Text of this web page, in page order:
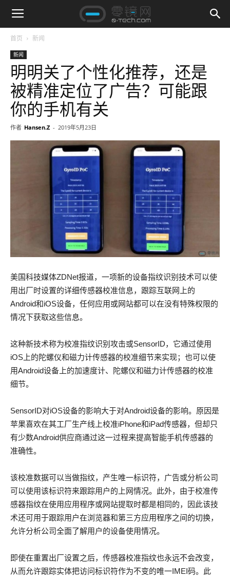
首页 新闻
新闻
明明关了个性化推荐，还是
被精准定位了广告？可能跟
你的手机有关
作者 Hansen.Z - 2019年5月23日
美国科技媒体ZDNet报道，一项新的设备指纹识别技术可以使
用出厂时设置的详细传感器校准信息，跟踪互联网上的
Android和iOS设备，任何应用或网站都可以在没有特殊权限的
情况下获取这些信息。
这种新技术称为校准指纹识别攻击或SensorID，它通过使用
iOS上的陀螺仪和磁力计传感器的校准细节来实现；也可以使
用Android设备上的加速度计、陀螺仪和磁力计传感器的校准
细节。
SensorID对iOS设备的影响大于对Android设备的影响。原因是
苹果喜欢在其工厂生产线上校准iPhone和iPad传感器，但却只
有少数Android供应商通过这一过程来提高智能手机传感器的
准确性。
该校准数据可以当做指纹，产生唯一标识符，广告或分析公司
可以使用该标识符来跟踪用户的上网情况。此外，由于校准传
感器指纹在使用应用程序或网站提取时都是相同的，因此该技
术还可用于跟踪用户在浏览器和第三方应用程序之间的切换，
允许分析公司全面了解用户的设备使用情况。
即使在重置出厂设置之后，传感器校准指纹也永远不会改变，
从而允许跟踪实体把访问标识符作为不变的唯一IMEI码。此